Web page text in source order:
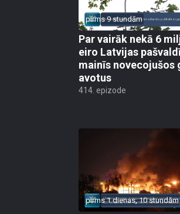
pirms 9 stundām
Par vairāk nekā 6
eiro Latvijas
mainīs novecojušos
avotus
414. epizode
pirms 1 dienas, 10 stundām